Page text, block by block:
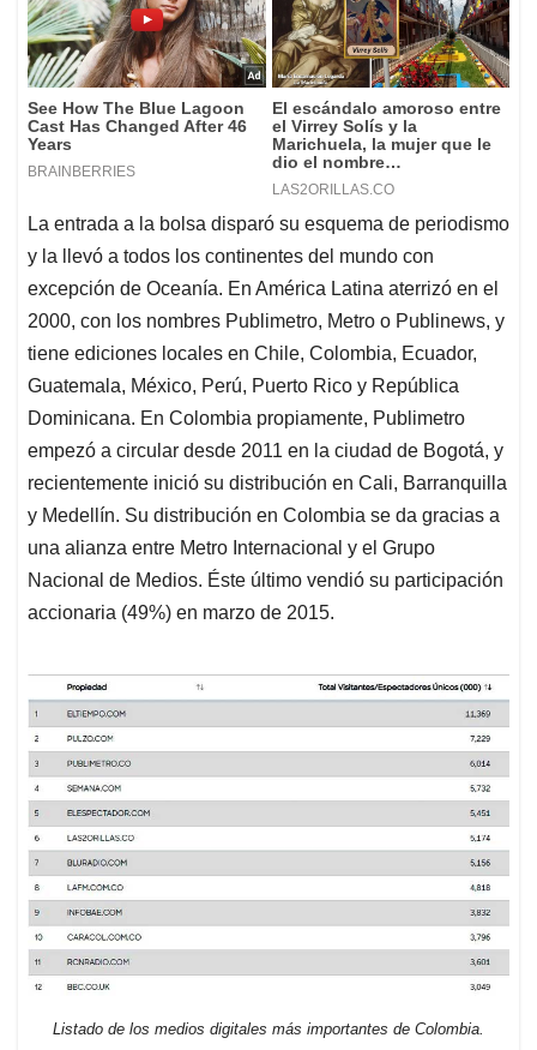
La entrada a la bolsa disparó su esquema de periodismo
y la llevó a todos los continentes del mundo con
excepción de Oceanía. En América Latina aterrizó en el
2000, con los nombres Publimetro, Metro o Publinews, y
tiene ediciones locales en Chile, Colombia, Ecuador,
Guatemala, México, Perú, Puerto Rico y República
Dominicana. En Colombia propiamente, Publimetro
empezó a circular desde 2011 en la ciudad de Bogotá, y
recientemente inició su distribución en Cali, Barranquilla
y Medellín. Su distribución en Colombia se da gracias a
una alianza entre Metro Internacional y el Grupo
Nacional de Medios. Éste último vendió su participación
accionaria (49%) en marzo de 2015.
Listado de los medios digitales más importantes de Colombia.